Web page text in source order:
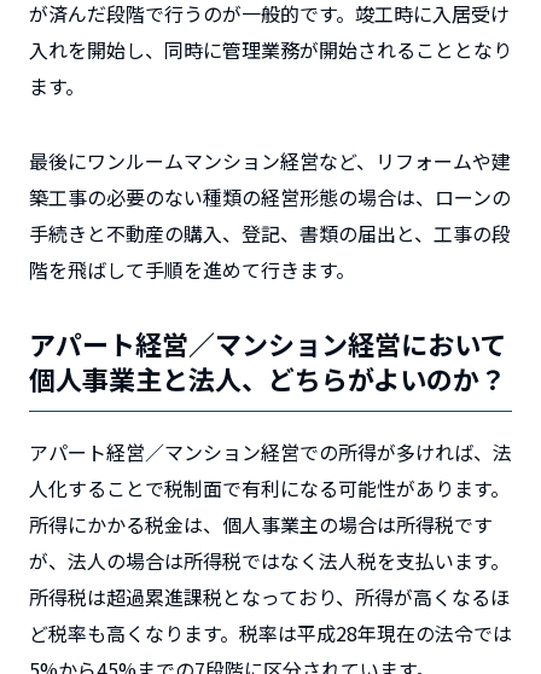
が済んだ段階で行うのが一般的です。竣工時に入居受け
入れを開始し、同時に管理業務が開始されることとなり
ます。
最後にワンルームマンション経営など、リフォームや建
築工事の必要のない種類の経営形態の場合は、ローンの
手続きと不動産の購入、登記、書類の届出と、工事の段
階を飛ばして手順を進めて行きます。
アパート経営／マンション経営において
個人事業主と法人、どちらがよいのか？
アパート経営／マンション経営での所得が多ければ、法
人化することで税制面で有利になる可能性があります。
所得にかかる税金は、個人事業主の場合は所得税です
が、法人の場合は所得税ではなく法人税を支払います。
所得税は超過累進課税となっており、所得が高くなるほ
ど税率も高くなります。税率は平成28年現在の法令では